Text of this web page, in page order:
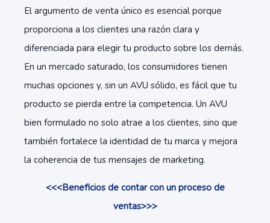
El argumento de venta único es esencial porque
proporciona a los clientes una razón clara y
diferenciada para elegir tu producto sobre los demás.
En un mercado saturado, los consumidores tienen
muchas opciones y, sin un AVU sólido, es fácil que tu
producto se pierda entre la competencia. Un AVU
bien formulado no solo atrae a los clientes, sino que
también fortalece la identidad de tu marca y mejora
la coherencia de tus mensajes de marketing.
<<<Beneficios de contar con un proceso de
ventas>>>